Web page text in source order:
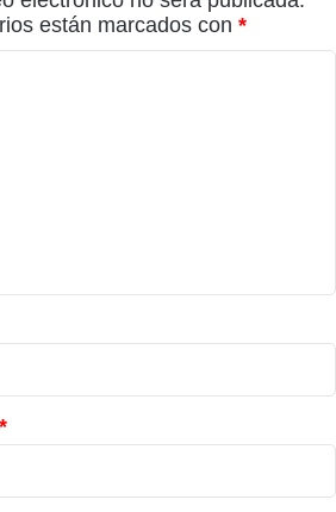
están marcados con *
*